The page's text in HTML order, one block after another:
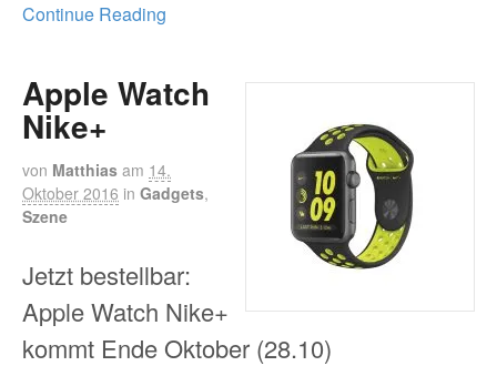
Continue Reading
Apple Watch
Nike+
von Matthias am 14.
Oktober 2016 in Gadgets,
Szene
Jetzt bestellbar:
Apple Watch Nike+
kommt Ende Oktober (28.10)